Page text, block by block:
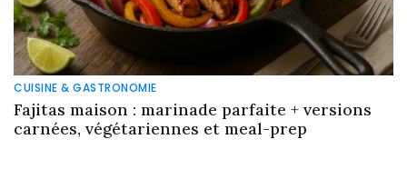
CUISINE & GASTRONOMIE
Fajitas maison : marinade parfaite + versions
carnées, végétariennes et meal-prep